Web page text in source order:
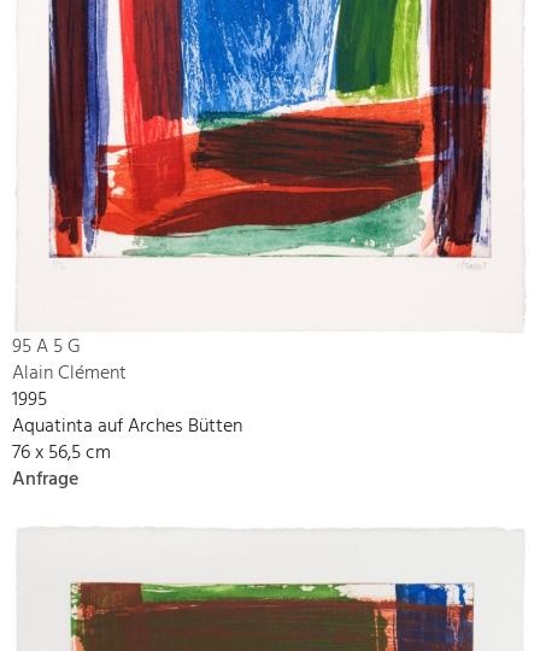
95 A 5 G
Alain Clément
1995
Aquatinta auf Arches Bütten
76 x 56,5 cm
Anfrage